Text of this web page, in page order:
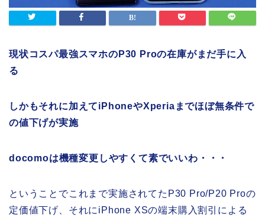
現状コスパ最強スマホのP30 Proの在庫がまだ手に入
る
しかもそれに加えてiPhoneやXperiaまでほぼ無条件で
の値下げが実施
docomoは機種変更しやすくて素でいいわ・・・
ということでこれまで実施されてたP30 Pro/P20 Proの
定価値下げ、それにiPhone XSの端末購入割引による